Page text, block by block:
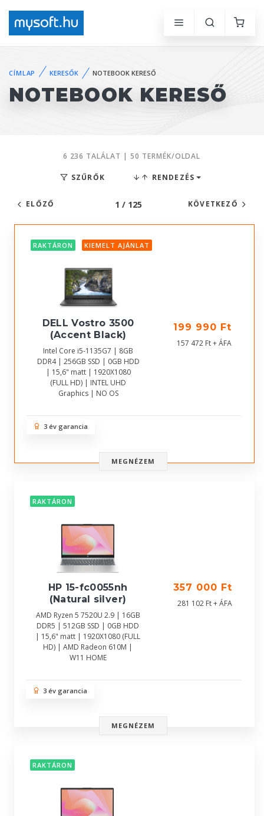
CÍMLAP KERESŐK NOTEBOOK KERESŐ
NOTEBOOK KERESŐ
6 236 TALÁLAT | 50 TERMÉK/OLDAL
SZŰRŐK RENDEZÉS
ELŐZŐ 1 / 125 KÖVETKEZŐ
RAKTÁRON KIEMELT AJÁNLAT
DELL Vostro 3500
(Accent Black)
Intel Core i5-1135G7 | 8GB
DDR4 | 256GB SSD | 0GB HDD
| 15,6" matt | 1920X1080
(FULL HD) | INTEL UHD
Graphics | NO OS
199 990 Ft
157 472 Ft + ÁFA
3 év garancia
MEGNÉZEM
RAKTÁRON
HP 15-fc0055nh
(Natural silver)
AMD Ryzen 5 7520U 2.9 | 16GB
DDR5 | 512GB SSD | 0GB HDD
| 15,6" matt | 1920X1080 (FULL
HD) | AMD Radeon 610M |
W11 HOME
357 000 Ft
281 102 Ft + ÁFA
3 év garancia
MEGNÉZEM
RAKTÁRON